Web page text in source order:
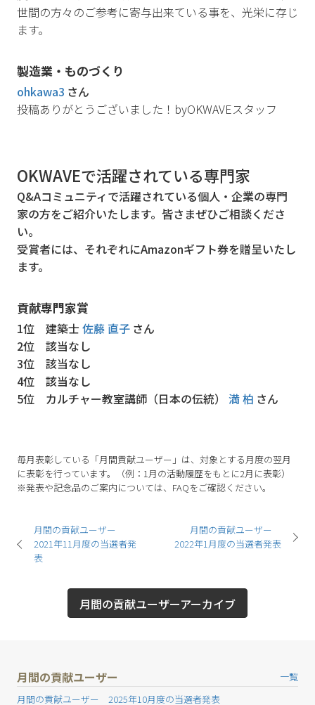
世間の方々のご参考に寄与出来ている事を、光栄に存じ
ます。
製造業・ものづくり
ohkawa3 さん
投稿ありがとうございました！byOKWAVEスタッフ
OKWAVEで活躍されている専門家
Q&Aコミュニティで活躍されている個人・企業の専門
家の方をご紹介いたします。皆さまぜひご相談くださ
い。
受賞者には、それぞれにAmazonギフト券を贈呈いたし
ます。
貢献専門家賞
1位 建築士 佐藤 直子 さん
2位
該当なし
3位
該当なし
4位
該当なし
5位
カルチャー教室講師（日本の伝統） 満 柏 さん
毎月表彰している「月間貢献ユーザー」は、対象とする月度の翌月
に表彰を行っています。（例：1月の活動履歴をもとに2月に表彰）
※発表や記念品のご案内については、FAQをご確認ください。
月間の貢献ユーザー
2021年11月度の当選者発
表
月間の貢献ユーザー
2022年1月度の当選者発表
月間の貢献ユーザーアーカイブ
月間の貢献ユーザー
一覧
月間の貢献ユーザー 2025年10月度の当選者発表